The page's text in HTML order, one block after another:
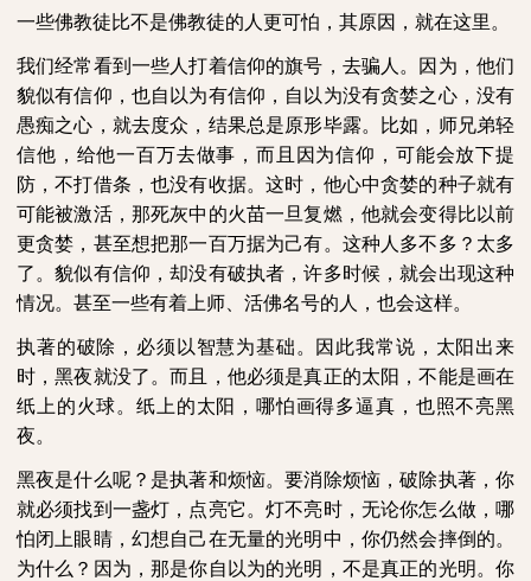
一些佛教徒比不是佛教徒的人更可怕，其原因，就在这里。
我们经常看到一些人打着信仰的旗号，去骗人。因为，他们
貌似有信仰，也自以为有信仰，自以为没有贪婪之心，没有
愚痴之心，就去度众，结果总是原形毕露。比如，师兄弟轻
信他，给他一百万去做事，而且因为信仰，可能会放下提
防，不打借条，也没有收据。这时，他心中贪婪的种子就有
可能被激活，那死灰中的火苗一旦复燃，他就会变得比以前
更贪婪，甚至想把那一百万据为己有。这种人多不多？太多
了。貌似有信仰，却没有破执者，许多时候，就会出现这种
情况。甚至一些有着上师、活佛名号的人，也会这样。
执著的破除，必须以智慧为基础。因此我常说，太阳出来
时，黑夜就没了。而且，他必须是真正的太阳，不能是画在
纸上的火球。纸上的太阳，哪怕画得多逼真，也照不亮黑
夜。
黑夜是什么呢？是执著和烦恼。要消除烦恼，破除执著，你
就必须找到一盏灯，点亮它。灯不亮时，无论你怎么做，哪
怕闭上眼睛，幻想自己在无量的光明中，你仍然会摔倒的。
为什么？因为，那是你自以为的光明，不是真正的光明。你